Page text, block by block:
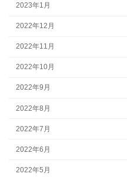
2023年1月
2022年12月
2022年11月
2022年10月
2022年9月
2022年8月
2022年7月
2022年6月
2022年5月